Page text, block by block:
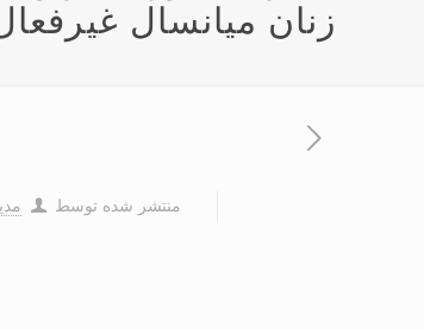
زنان میانسال
منتشر شده توسط